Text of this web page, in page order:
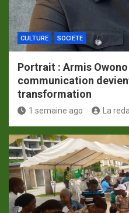
CULTURE SOCIETE
Portrait : Armis
communication
transformation
1 semaine ago La